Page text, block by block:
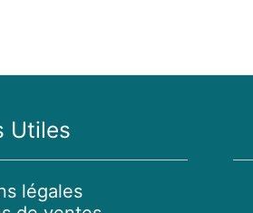
Utiles
légales